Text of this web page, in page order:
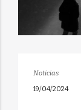
Noticias
19/04/2024